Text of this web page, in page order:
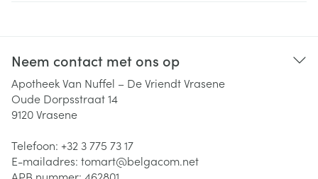
Neem contact met ons op
Apotheek Van Nuffel – De Vriendt Vrasene
Oude Dorpsstraat 14
9120Vrasene
Telefoon: +32 3 775 73 17
E-mailadres: tomart@belgacom.net